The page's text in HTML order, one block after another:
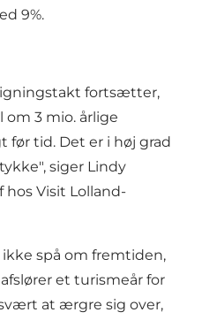
9%.
fortsætter,
om 3 mio. årlige
før tid. Det er i høj grad
siger Lindy
hos Visit Lolland-
spå om fremtiden,
et turismeår for
at ærgre sig over,